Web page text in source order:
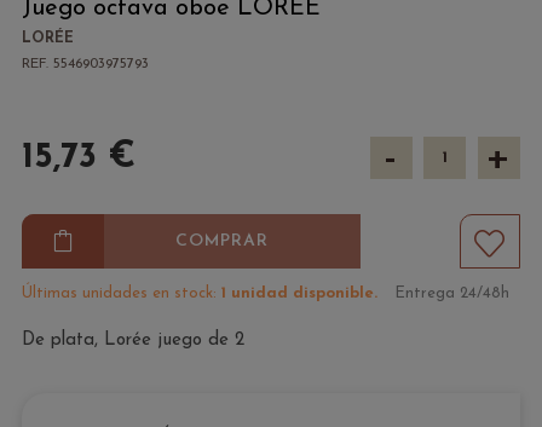
Juego octava oboe LORÉE
LORÉE
REF. 5546903975793
15,73 € - +
COMPRAR
Últimas unidades en stock: 1 unidad disponible. Entrega 24/48h
De plata, Lorée juego de 2